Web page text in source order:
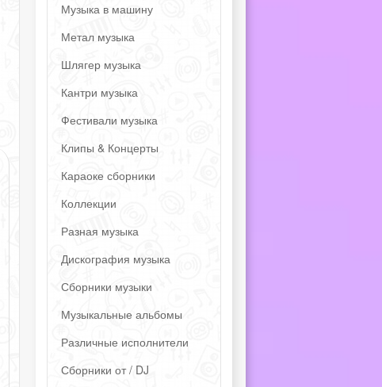
Музыка в машину
Метал музыка
Шлягер музыка
Кантри музыка
Фестивали музыка
Клипы & Концерты
Караоке сборники
Коллекции
Разная музыка
Дискография музыка
Сборники музыки
Музыкальные альбомы
Различные исполнители
Сборники от / DJ